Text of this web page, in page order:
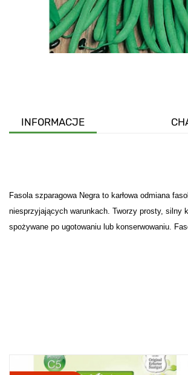
INFORMACJE
Fasola szparagowa Negra to karłowa odmiana
niesprzyjających warunkach. Tworzy prosty, silny
spożywane po ugotowaniu lub konserwowaniu.